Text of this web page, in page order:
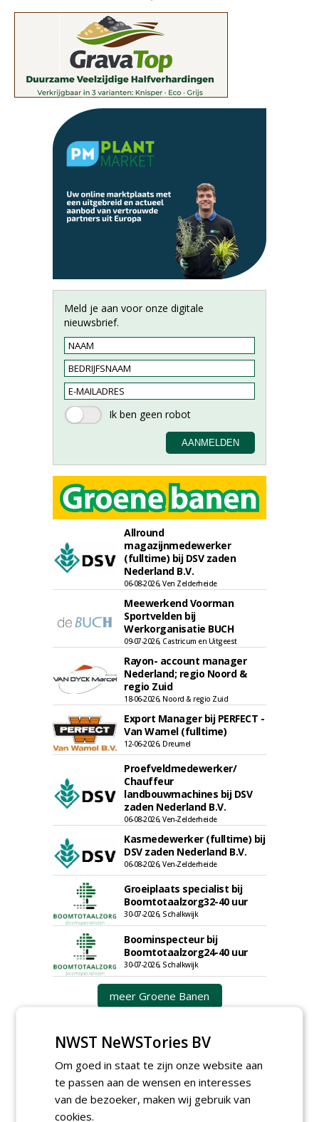
Meld je aan voor onze digitale
nieuwsbrief.
Allround
magazijnmedewerker
(fulltime) bij DSV zaden
Nederland B.V.
06-08-2026, Ven Zelderheide
Meewerkend Voorman
Sportvelden bij
Werkorganisatie BUCH
09-07-2026, Castricum en Uitgeest
Rayon- account manager
Nederland; regio Noord &
regio Zuid
18-06-2026, Noord & regio Zuid
Export Manager bij PERFECT -
Van Wamel (fulltime)
12-06-2026, Dreumel
Proefveldmedewerker/
Chauffeur
landbouwmachines bij DSV
zaden Nederland B.V.
06-08-2026, Ven-Zelderheide
Kasmedewerker (fulltime) bij
DSV zaden Nederland B.V.
06-08-2026, Ven-Zelderheide
Groeiplaats specialist bij
Boomtotaalzorg32-40 uur
30-07-2026, Schalkwijk
Boominspecteur bij
Boomtotaalzorg24-40 uur
30-07-2026, Schalkwijk
meer Groene Banen
NWST NeWSTories BV
Om goed in staat te zijn onze website aan
te passen aan de wensen en interesses
van de bezoeker, maken wij gebruik van
cookies.